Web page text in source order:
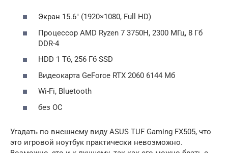
Экран 15.6″ (1920×1080, Full HD)
Процессор AMD Ryzen 7 3750H, 2300 МГц, 8 Гб
DDR-4
HDD 1 Тб, 256 Гб SSD
Видеокарта GeForce RTX 2060 6144 Мб
Wi-Fi, Bluetooth
без ОС
Угадать по внешнему виду ASUS TUF Gaming FX505, что
это игровой ноутбук практически невозможно.